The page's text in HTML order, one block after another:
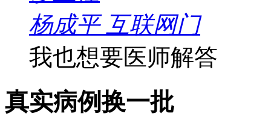
杨成平 互联网门
我也想要医师解答
真实病例换一批